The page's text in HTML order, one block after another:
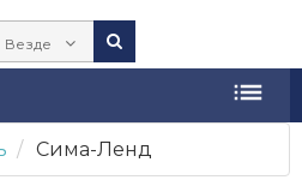
Везде
Сима-Ленд